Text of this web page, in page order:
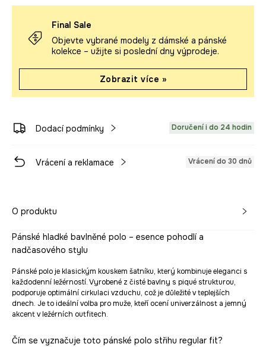
Final Sale
Objevte vybrané modely z dámské a pánské
kolekce – užijte si poslední dny výprodeje.
Zobrazit více »
Dodací podmínky Doručení i do 24 hodin
Vrácení a reklamace Vrácení do 30 dnů
O produktu
Pánské hladké bavlněné polo – esence pohodlí a
nadčasového stylu
Pánské polo je klasickým kouskem šatníku, který kombinuje eleganci s
každodenní ležérností. Vyrobené z čisté bavlny s piqué strukturou,
podporuje optimální cirkulaci vzduchu, což je důležité v teplejších
dnech. Je to ideální volba pro muže, kteří ocení univerzálnost a jemný
akcent v ležérních outfitech.
Čím se vyznačuje toto pánské polo střihu regular fit?